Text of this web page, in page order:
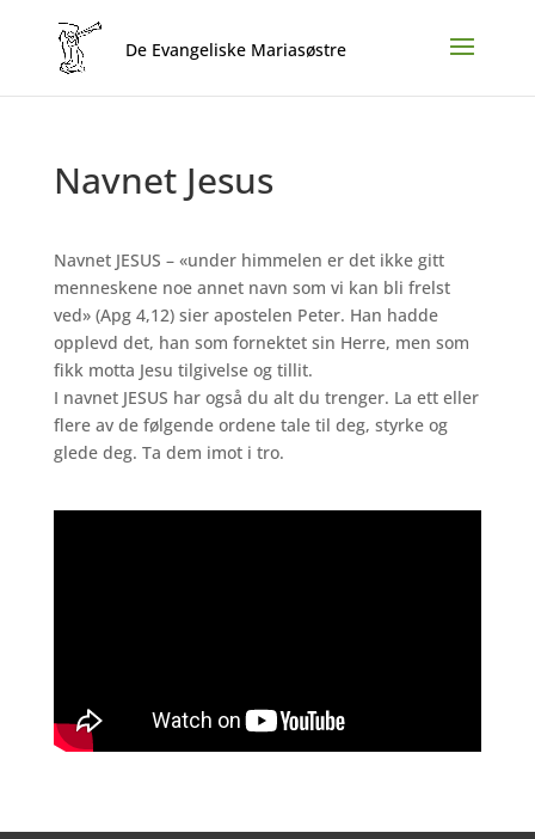
Navnet Jesus
Navnet JESUS – «under himmelen er det ikke gitt
menneskene noe annet navn som vi kan bli frelst
ved» (Apg 4,12) sier apostelen Peter. Han hadde
opplevd det, han som fornektet sin Herre, men som
fikk motta Jesu tilgivelse og tillit.
I navnet JESUS har også du alt du trenger. La ett eller
flere av de følgende ordene tale til deg, styrke og
glede deg. Ta dem imot i tro.